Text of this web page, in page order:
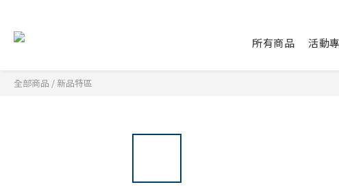
所有商品 活動
全部商品 /新品特區